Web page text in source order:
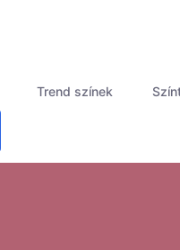
Trend színek